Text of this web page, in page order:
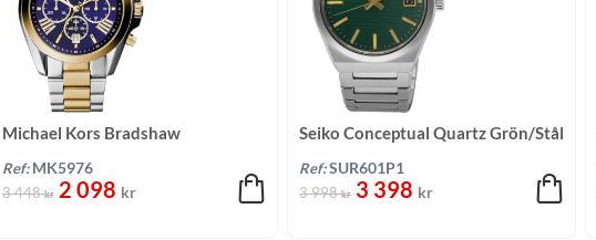
Michael Kors Bradshaw
Ref: MK5976
3 448kr 2 098 kr
Seiko Conceptual Quartz Grön/Stål
Ref:SUR601P1
3 998kr 3 398 kr